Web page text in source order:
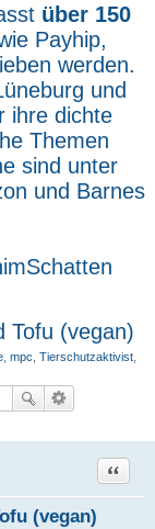
über 150
Payhip,
werden.
und
ihre dichte
Themen
sind unter
und Barnes
Tofu (vegan)
mpc Tierschutzaktivist
(vegan)
Zitat